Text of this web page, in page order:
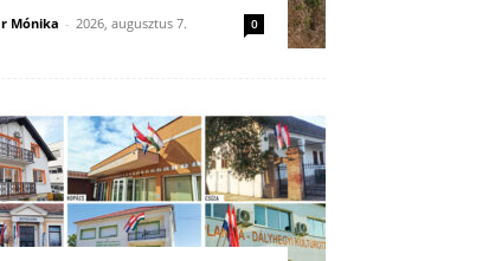
Mónika - 2026, augusztus 7. 0